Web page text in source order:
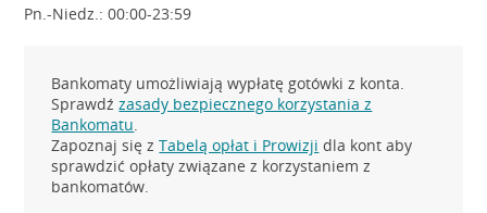
Pn.-Niedz.: 00:00-23:59
Bankomaty umożliwiają wypłatę gotówki z konta.
Sprawdźzasady bezpiecznego korzystania z
Bankomatu.
Zapoznaj się zTabelą opłat i Prowizji dla kont aby
sprawdzić opłaty związane z korzystaniem z
bankomatów.